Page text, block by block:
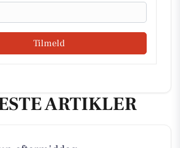
Tilmeld
ARTIKLER